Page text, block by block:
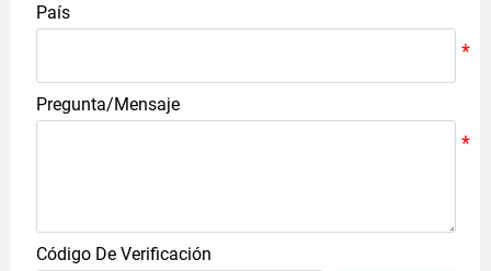
País
Pregunta/Mensaje
Código De Verificación